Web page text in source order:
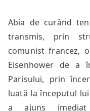
Abia de curând
transmis, prin
comunist francez,
Eisenhower de a
Parisului, prin
luată la începutul
a ajuns imediat